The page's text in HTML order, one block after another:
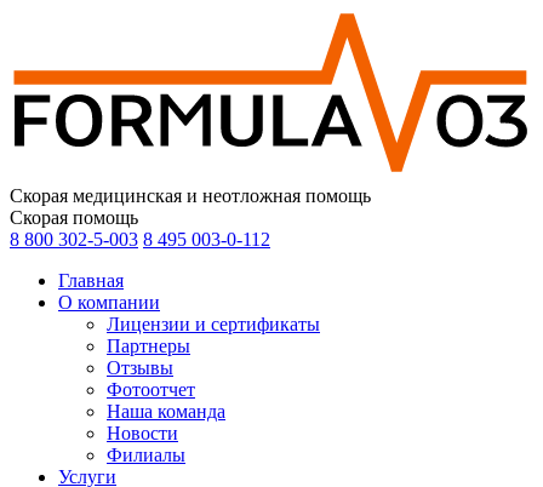
Скорая медицинская и неотложная помощь
Скорая помощь
8 800 302-5-003 8 495 003-0-112
Главная
О компании
Лицензии и сертификаты
Партнеры
Отзывы
Фотоотчет
Наша команда
Новости
Филиалы
Услуги